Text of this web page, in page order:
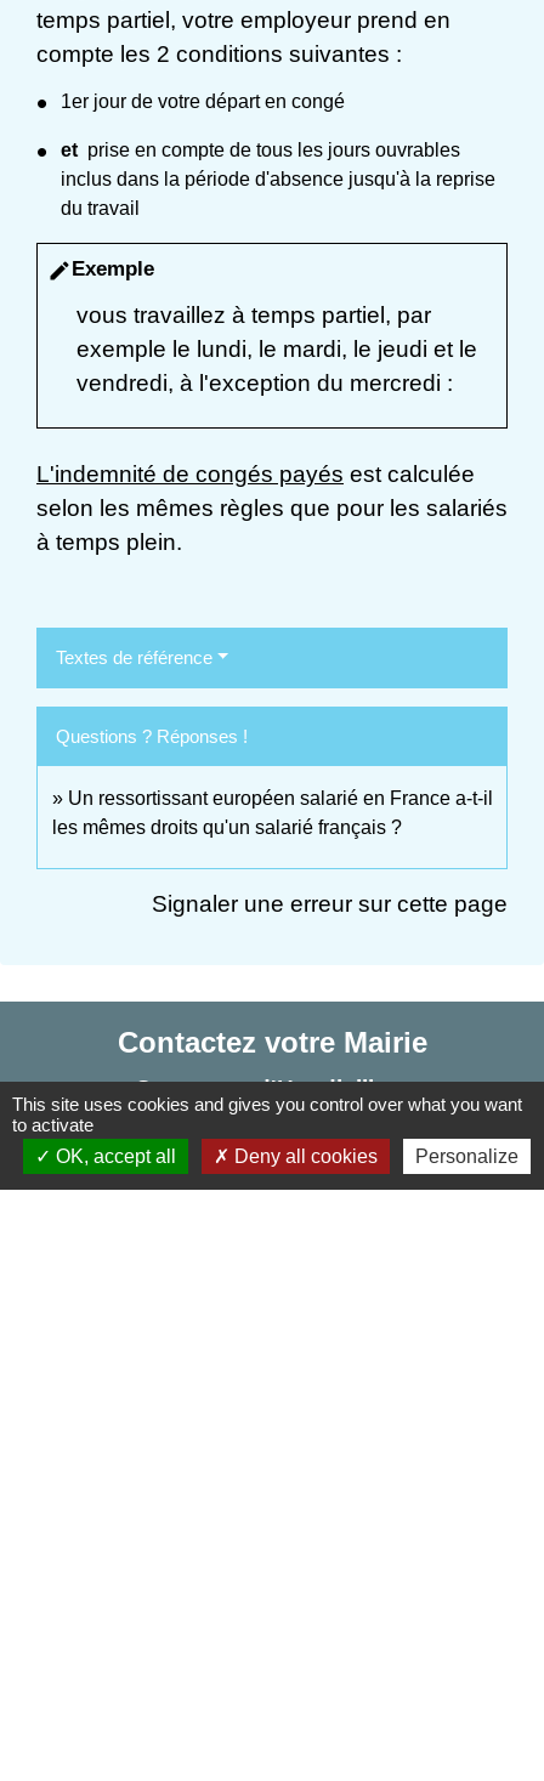
temps partiel, votre employeur prend en
compte les 2 conditions suivantes :
1er jour de votre départ en congé
et prise en compte de tous les jours ouvrables
inclus dans la période d'absence jusqu'à la reprise
du travail
edit Exemple
vous travaillez à temps partiel, par
exemple le lundi, le mardi, le jeudi et le
vendredi, à l'exception du mercredi :
L'indemnité de congés payés est calculée
selon les mêmes règles que pour les salariés
à temps plein.
Textes de référence
Questions ? Réponses !
Un ressortissant européen salarié en France a-t-il
les mêmes droits qu'un salarié français ?
Signaler une erreur sur cette page
Contactez votre Mairie
Commune d'Haudivillers
5, rue de l'Église
60510 Haudivillers - FRANCE
+33 3 44 80 40 34
This site uses cookies and gives you control over what you want
to activate
OK, accept all
Deny all cookies Personalize